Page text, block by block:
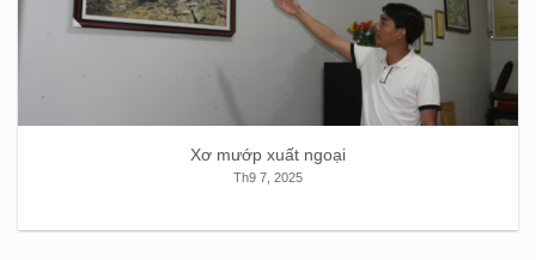
Xơ mướp xuất ngoại
Th9 7, 2025